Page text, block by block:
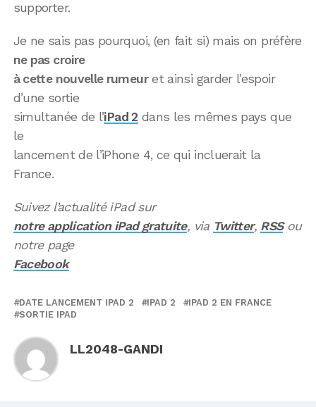
supporter.
Je ne sais pas pourquoi, (en fait si) mais on préfère
ne pas croire
à cette nouvelle rumeuret ainsi garder l’espoir
d’une sortie
simultanée de l’iPad 2 dans les mêmes pays que
le
lancement de l’iPhone 4, ce qui incluerait la
France.
Suivez l’actualité iPad sur
notre application iPad gratuite, via Twitter, RSSou
notre page
Facebook
DATE LANCEMENT IPAD 2 IPAD 2
IPAD 2 EN FRANCE
SORTIE IPAD
LL2048-GANDI